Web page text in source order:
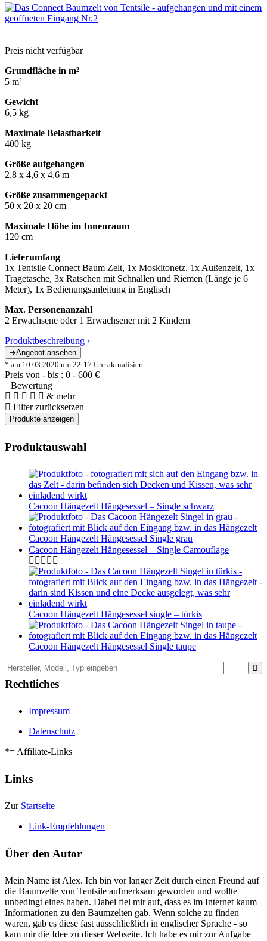
Preis nicht verfügbar
Grundfläche in m²
5 m²
Gewicht
6,5 kg
Maximale Belastbarkeit
400 kg
Größe aufgehangen
2,8 x 4,6 x 4,6 m
Größe zusammengepackt
50 x 20 x 20 cm
Maximale Höhe im Innenraum
120 cm
Lieferumfang
1x Tentsile Connect Baum Zelt, 1x Moskitonetz, 1x Außenzelt, 1x
Tragetasche, 3x Ratschen mit Schnallen und Riemen (Länge je 6
Meter), 1x Bedienungsanleitung in Englisch
Max. Personenanzahl
2 Erwachsene oder 1 Erwachsener mit 2 Kindern
Produktbeschreibung ›
* am 10.03.2020 um 22:17 Uhr aktualisiert
Preis von - bis : 0 - 600 €
Bewertung
& mehr
Filter zurücksetzen
Produktauswahl
Cacoon Hängezelt Hängesessel – Single schwarz
Cacoon Hängezelt Hängesessel Single grau
Cacoon Hängezelt Hängesessel – Single Camouflage
Cacoon Hängezelt Hängesessel single – türkis
Cacoon Hängezelt Hängesessel Single taupe
Rechtliches
Impressum
Datenschutz
*= Affiliate-Links
Links
Zur Startseite
Link-Empfehlungen
Über den Autor
Mein Name ist Alex. Ich bin vor langer Zeit durch einen Freund auf
die Baumzelte von Tentsile aufmerksam geworden und wollte
unbedingt eines haben. Dabei fiel mir auf, dass es im Internet kaum
Informationen zu den Baumzelten gab. Wenn solche zu finden
waren, gab es diese fast ausschließlich in englischer Sprache - so
kam mir die Idee zu dieser Webseite. Ich habe es mir zur Aufgabe